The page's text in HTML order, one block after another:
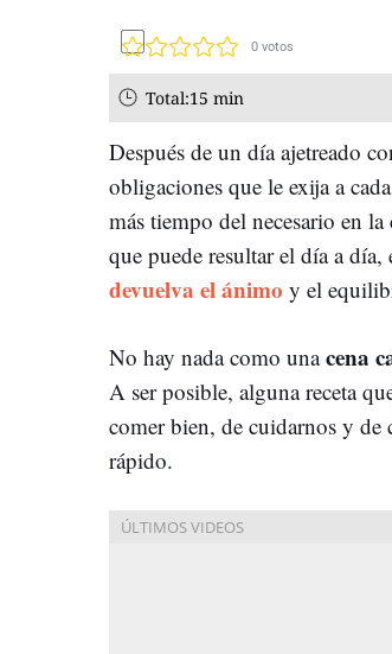
0 votos
Total:15 min
Después de un día ajetreado
obligaciones que le exija a
más tiempo del necesario en
que puede resultar el día a día,
devuelva el ánimo y el
No hay nada como unacena
A ser posible, alguna receta
comer bien, de cuidarnos y de
rápido.